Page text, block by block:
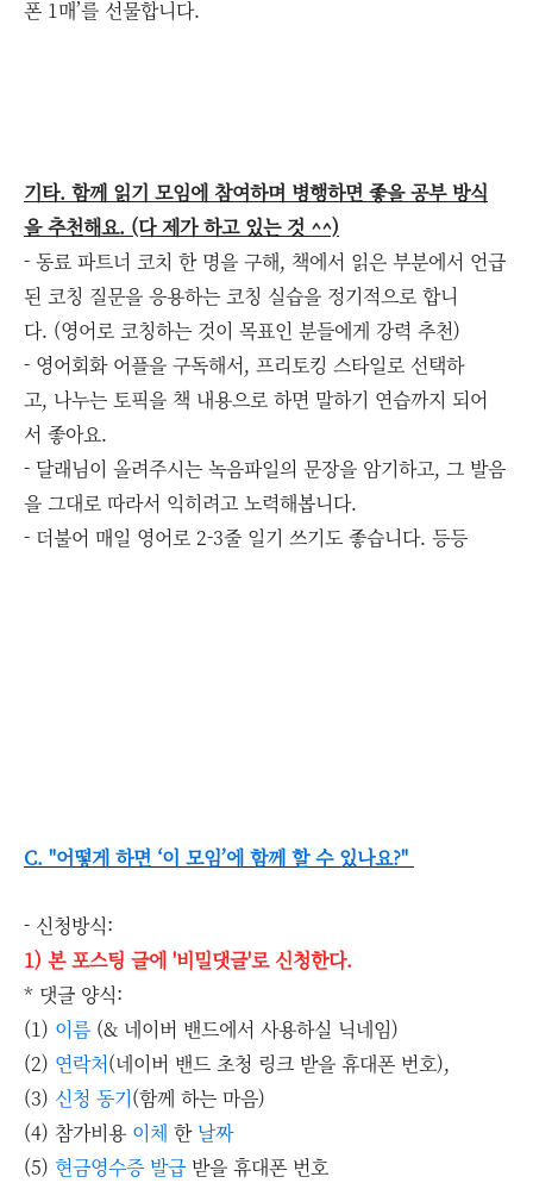
폰 1매’를 선물합니다.
기타. 함께 읽기 모임에 참여하며 병행하면 좋을 공부 방식
을 추천해요. (다 제가 하고 있는 것 ^^)
- 동료 파트너 코치 한 명을 구해, 책에서 읽은 부분에서 언급
된 코칭 질문을 응용하는 코칭 실습을 정기적으로 합니
다. (영어로 코칭하는 것이 목표인 분들에게 강력 추천)
- 영어회화 어플을 구독해서, 프리토킹 스타일로 선택하
고, 나누는 토픽을 책 내용으로 하면 말하기 연습까지 되어
서 좋아요.
- 달래님이 올려주시는 녹음파일의 문장을 암기하고, 그 발음
을 그대로 따라서 익히려고 노력해봅니다.
- 더불어 매일 영어로 2-3줄 일기 쓰기도 좋습니다. 등등
C. "어떻게 하면 ‘이 모임’에 함께 할 수 있나요?"
- 신청방식:
1) 본 포스팅 글에 '비밀댓글'로 신청한다.
* 댓글 양식:
(1) 이름 (& 네이버 밴드에서 사용하실 닉네임)
(2) 연락처(네이버 밴드 초청 링크 받을 휴대폰 번호),
(3) 신청 동기(함께 하는 마음)
(4) 참가비용 이체 한 날짜
(5) 현금영수증 발급 받을 휴대폰 번호